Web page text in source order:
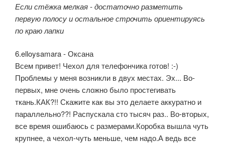
Если стёжка мелкая - достаточно разметить
первую полосу и остальное строчить ориентируясь
по краю лапки
6.elloysamara - Оксана
Всем привет! Чехол для телефончика готов! :-)
Проблемы у меня возникли в двух местах. Эх... Во-
первых, мне очень сложно было простегивать
ткань.КАК?!! Скажите как вы это делаете аккуратно и
параллельно??! Распускала сто тысяч раз.. Во-вторых,
все время ошибаюсь с размерами.Коробка вышла чуть
крупнее, а чехол-чуть меньше, чем надо.А ведь все